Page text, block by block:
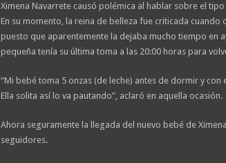
Ximena Navarrete causó polémica al hablar sobre el
En su momento, la reina de belleza fue criticada
puesto que aparentemente la dejaba mucho tiempo en
pequeña tenía su última toma a las 20:00 horas para
“Mi bebé toma 5 onzas (de leche) antes de dormir y
Ella solita así lo va pautando”, aclaró en aquella ocasión.
Ahora seguramente la llegada del nuevo bebé de
seguidores.